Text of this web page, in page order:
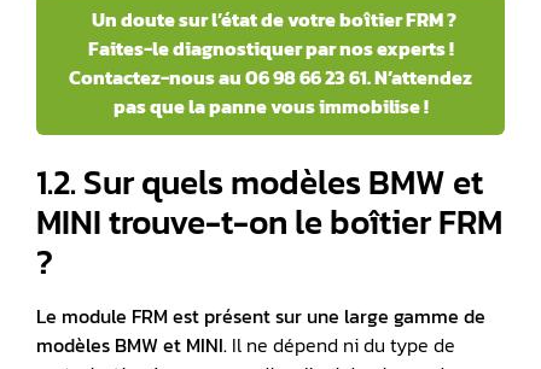
Un doute sur l’état de votre boîtier FRM ?
Faites-le diagnostiquer par nos experts !
Contactez-nous au 06 98 66 23 61. N’attendez
pas que la panne vous immobilise !
1.2. Sur quels modèles BMW et
MINI trouve-t-on le boîtier FRM
?
Le module FRM est présent sur une large gamme de
modèles BMW et MINI. Il ne dépend ni du type de